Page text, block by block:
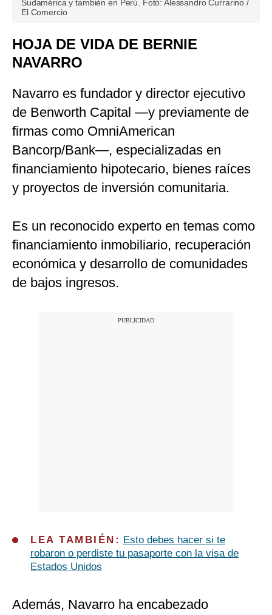
Sudamérica y también en Perú. Foto: Alessandro Currarino /
El Comercio
HOJA DE VIDA DE BERNIE
NAVARRO
Navarro es fundador y director ejecutivo
de Benworth Capital —y previamente de
firmas como OmniAmerican
Bancorp/Bank—, especializadas en
financiamiento hipotecario, bienes raíces
y proyectos de inversión comunitaria.
Es un reconocido experto en temas como
financiamiento inmobiliario, recuperación
económica y desarrollo de comunidades
de bajos ingresos.
LEA TAMBIÉN:
Esto debes hacer si te
robaron o perdiste tu pasaporte con la visa de
Estados Unidos
Además, Navarro ha encabezado